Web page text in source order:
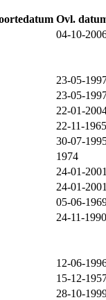
Ovl.
04-10-
23-05-
23-05-
22-01-
22-11-1965
30-07-
1974
24-01-2001
24-01-2001
05-06-
24-11-1990
12-06-
15-12-
28-10-